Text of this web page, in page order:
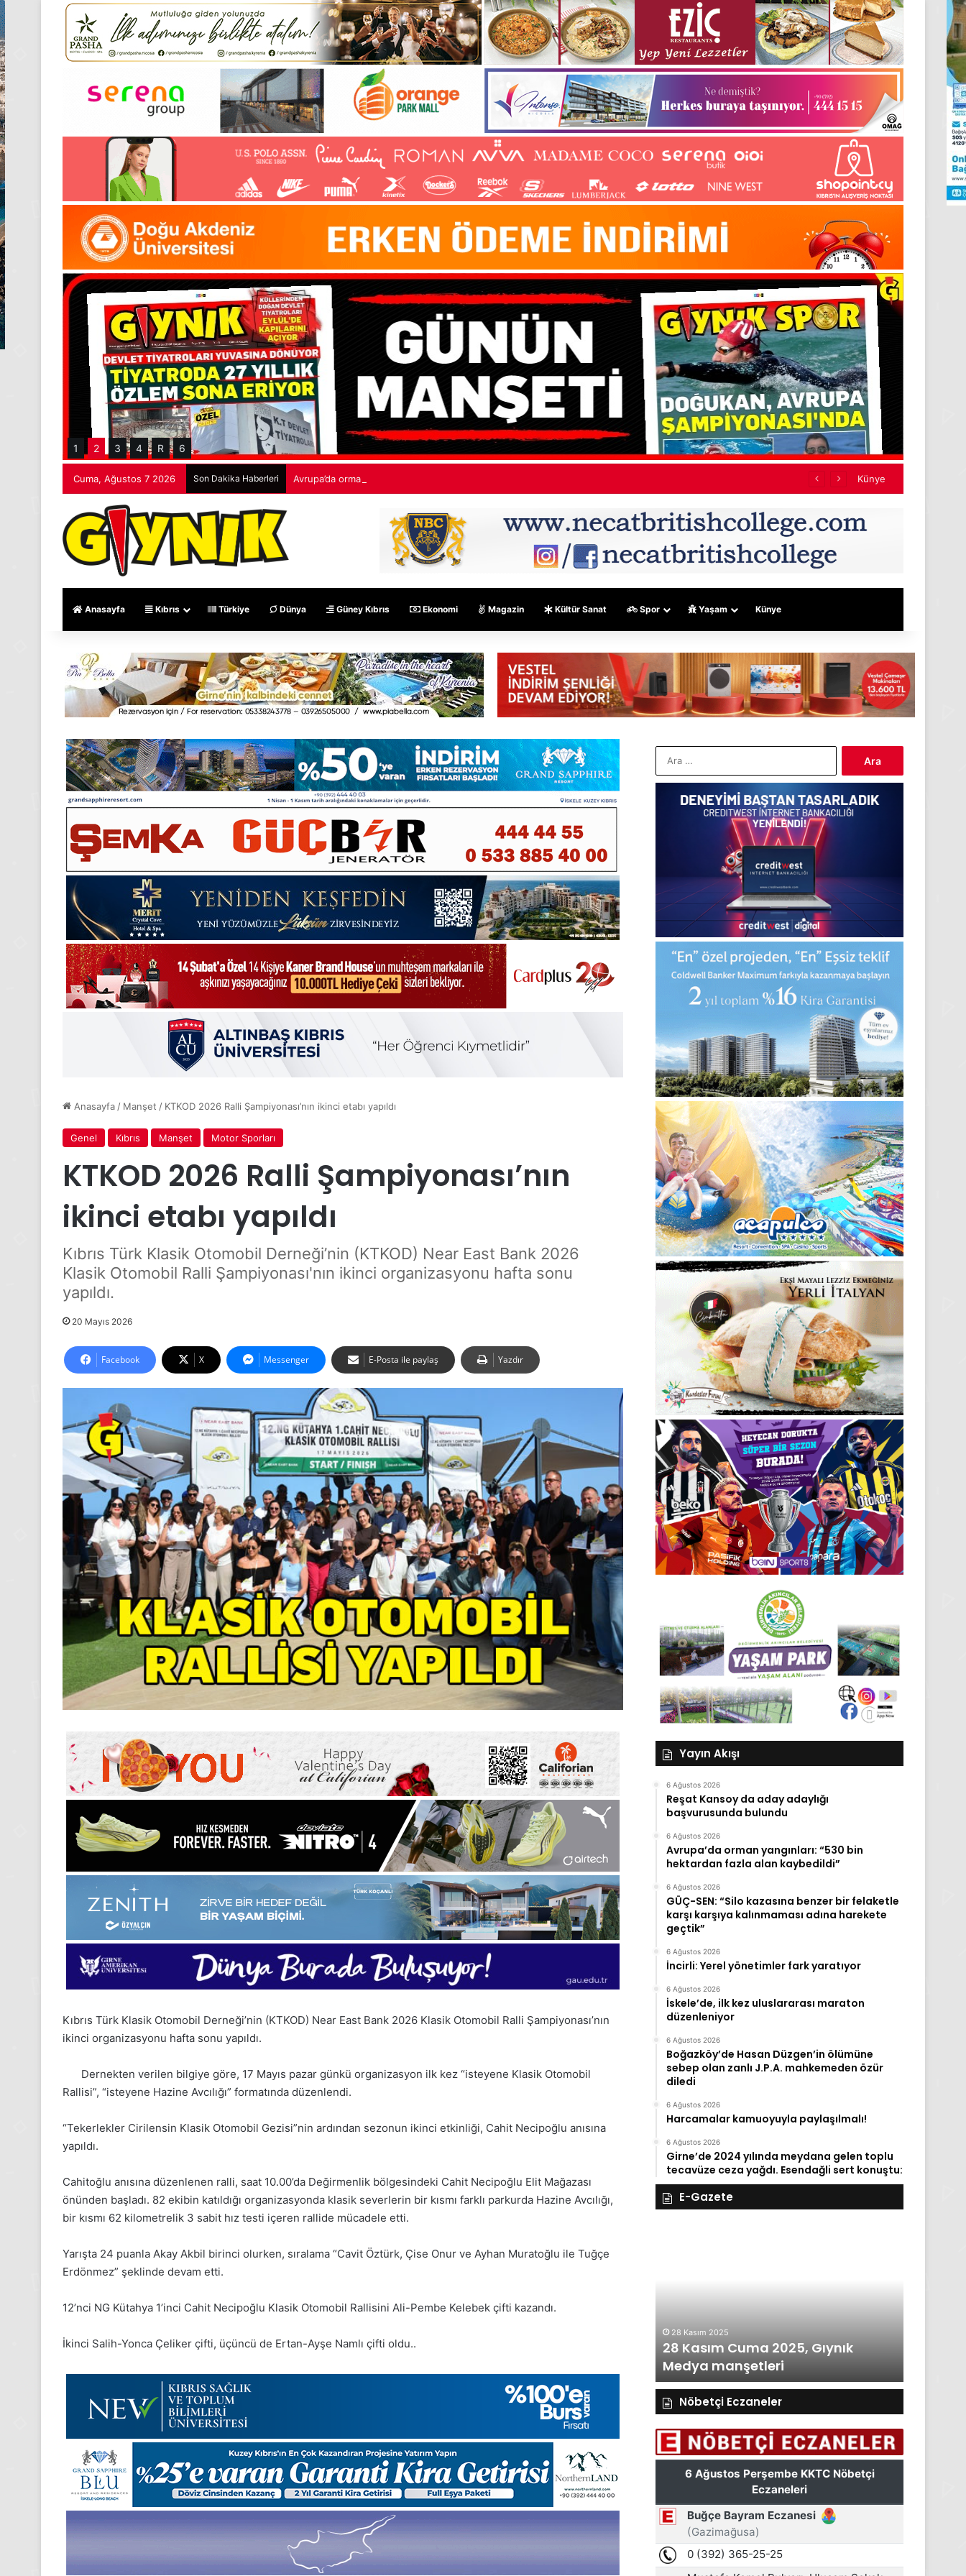
1 2 3 4 R 6
Cuma, Ağustos 7 2026 Son Dakika Haberleri Avrupa’da orman yangınları: “530 bin hektardan fazla alan kaybedildi” Künye
Anasayfa Kıbrıs Türkiye Dünya Güney Kıbrıs Ekonomi Magazin Kültür Sanat Spor Yaşam Künye
Anasayfa / Manşet / KTKOD 2026 Ralli Şampiyonası’nın ikinci etabı yapıldı
Genel Kıbrıs Manşet Motor Sporları
KTKOD 2026 Ralli Şampiyonası’nın
ikinci etabı yapıldı
Kıbrıs Türk Klasik Otomobil Derneği’nin (KTKOD) Near East Bank 2026
Klasik Otomobil Ralli Şampiyonası'nın ikinci organizasyonu hafta sonu
yapıldı.
20 Mayıs 2026
Facebook X Messenger E-Posta ile paylaş Yazdır
Kıbrıs Türk Klasik Otomobil Derneği’nin (KTKOD) Near East Bank 2026 Klasik Otomobil Ralli Şampiyonası’nın
ikinci organizasyonu hafta sonu yapıldı.
Dernekten verilen bilgiye göre, 17 Mayıs pazar günkü organizasyon ilk kez “isteyene Klasik Otomobil
Rallisi”, “isteyene Hazine Avcılığı” formatında düzenlendi.
“Tekerlekler Cirilensin Klasik Otomobil Gezisi”nin ardından sezonun ikinci etkinliği, Cahit Necipoğlu anısına
yapıldı.
Cahitoğlu anısına düzenlenen ralli, saat 10.00’da Değirmenlik bölgesindeki Cahit Necipoğlu Elit Mağazası
önünden başladı. 82 ekibin katıldığı organizasyonda klasik severlerin bir kısmı farklı parkurda Hazine Avcılığı,
bir kısmı 62 kilometrelik 3 sabit hız testi içeren rallide mücadele etti.
Yarışta 24 puanla Akay Akbil birinci olurken, sıralama “Cavit Öztürk, Çise Onur ve Ayhan Muratoğlu ile Tuğçe
Erdönmez” şeklinde devam etti.
12’nci NG Kütahya 1’inci Cahit Necipoğlu Klasik Otomobil Rallisini Ali-Pembe Kelebek çifti kazandı.
İkinci Salih-Yonca Çeliker çifti, üçüncü de Ertan-Ayşe Namlı çifti oldu..
Yayın Akışı
6 Ağustos 2026
Reşat Kansoy da aday adaylığı
başvurusunda bulundu
6 Ağustos 2026
Avrupa’da orman yangınları: “530 bin
hektardan fazla alan kaybedildi”
6 Ağustos 2026
GÜÇ-SEN: “Silo kazasına benzer bir felaketle
karşı karşıya kalınmaması adına harekete
geçtik”
6 Ağustos 2026
İncirli: Yerel yönetimler fark yaratıyor
6 Ağustos 2026
İskele’de, ilk kez uluslararası maraton
düzenleniyor
6 Ağustos 2026
Boğazköy’de Hasan Düzgen’in ölümüne
sebep olan zanlı J.P.A. mahkemeden özür
diledi
6 Ağustos 2026
Harcamalar kamuoyuyla paylaşılmalı!
6 Ağustos 2026
Girne’de 2024 yılında meydana gelen toplu
tecavüze ceza yağdı. Esendağli sert konuştu:
E-Gazete
Pazartesi
24 Kasım Pazartesi 2025, Gıynık
Pazartesi
Medya
1 Aralık Pazartesi 2025, Gıynık
Cuma
Medya
28 Kasım Cuma 2025, Gıynık
27 Kasım Perşembe 2025,
Medya manşetleri
Nöbetçi Eczaneler